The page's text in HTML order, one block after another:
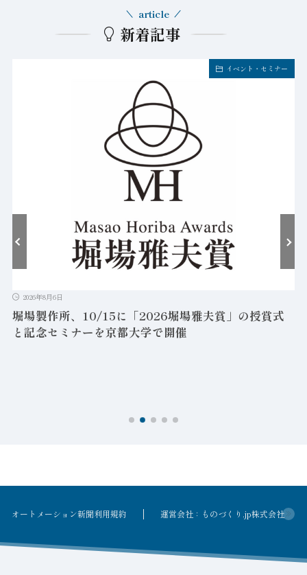
新着記事
article
イベント・セミナー
2026年8月6日
堀場製作所、10/15に「2026堀場雅夫賞」の授賞式
と記念セミナーを京都大学で開催
オートメーション新聞利用規約 運営会社：ものづくり.jp株式会社